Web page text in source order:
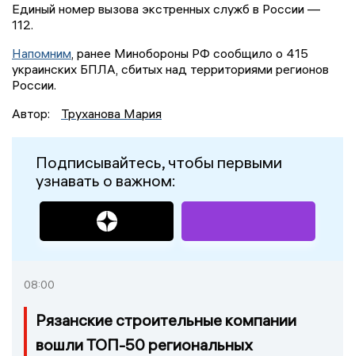
Единый номер вызова экстренных служб в России —
112.
Напомним, ранее Минобороны РФ сообщило о 415
украинских БПЛА, сбитых над территориями регионов
России.
Автор:
Труханова Мария
Подписывайтесь, чтобы первыми
узнавать о важном:
08:00
Рязанские строительные компании
вошли ТОП-50 региональных